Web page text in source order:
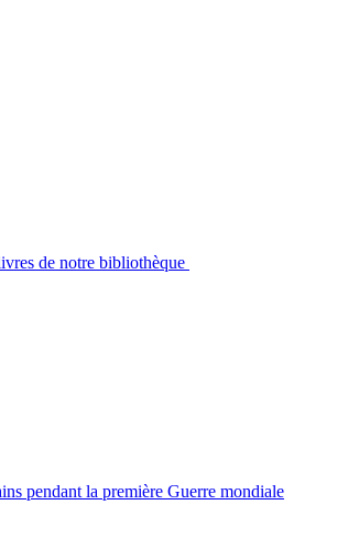
de notre bibliothèque
pendant la première Guerre mondiale